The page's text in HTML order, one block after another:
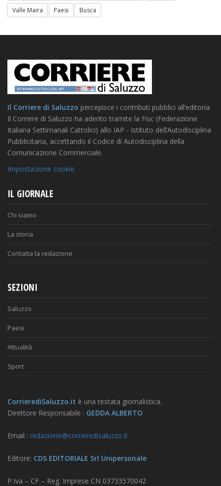
Valle Maira
Paesi Busca
Il Corriere di Saluzzo percepisce i contributi pubblici all’editoria.
Il Corriere di Saluzzo ha aderito tramite la Fisc (Federazione
Italiana Settimanali Cattolici) allo IAP - Istituto dell’Autodisciplina
Pubblicitaria, accettando il Codice di Autodisciplina della
Comunicazione Commerciale.
Impostazione cookie
IL GIORNALE
Chi siamo
La storia
Contatta la redazione
SEZIONI
Saluzzo
Paesi
Attualità
Sport
CorrierediSaluzzo.it è una testata giornalistica.
Direttore Responsabile : GEDDA ALBERTO
Email : redazione@corrieredisaluzzo.it
Editore: CDS EDITORIALE Srl Unipersonale
P.Iva – CF – Reg. Imprese CN 03733570042